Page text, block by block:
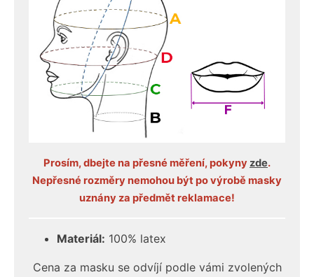
Prosím, dbejte na přesné měření, pokynyzde.
Nepřesné rozměry nemohou být po výrobě masky
uznány za předmět reklamace!
Materiál: 100% latex
Cena za masku se odvíjí podle vámi zvolených